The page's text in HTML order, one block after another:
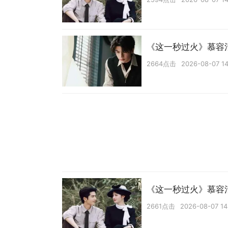
《这一秒过火》慕
2664点击 2026-08-07
《这一秒过火》慕
2661点击 2026-08-07